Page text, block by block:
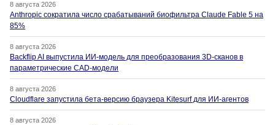
8 августа 2026
Anthropic сократила число срабатываний биофильтра Claude Fable 5 на
85%
8 августа 2026
Backflip AI выпустила ИИ-модель для преобразования 3D-сканов в
параметрические CAD-модели
8 августа 2026
Cloudflare запустила бета-версию браузера Kitesurf для ИИ-агентов
8 августа 2026